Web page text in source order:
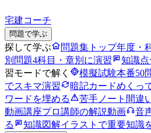
宅建コーチ
問題で学ぶ
探して学ぶ 問題集トップ年度・
別問題4科目・章別に演習 知識点
習モードで解く
模擬試験本番50
でスキマ演習
暗記カードめくっ
ワードを埋める
苦手ノート 間違
動画講座プロ講師の解説動画 音
る
知識図解イラストで重要知識